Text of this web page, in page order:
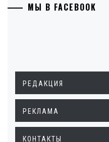
МЫ В FACEBOOK
РЕДАКЦИЯ
РЕКЛАМА
КОНТАКТЫ